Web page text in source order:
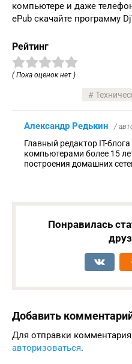
компьютере и даже
ePub скачайте программу
Рейтинг
( Пока оценок нет )
Александр Редькин /
Главный редактор IT-
компьютерами более 15
построения домашних
Понравилась
Добавить
Для отправки
авторизоваться.